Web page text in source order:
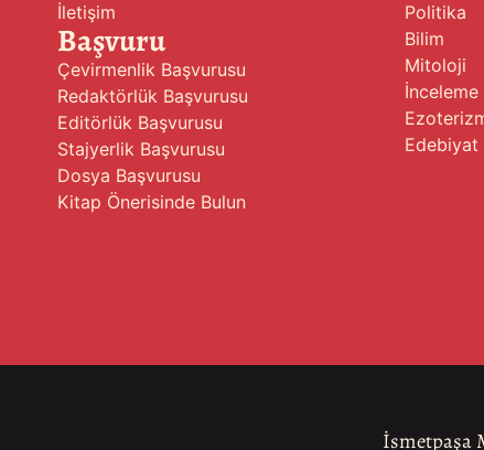
İletişim
Başvuru
Çevirmenlik Başvurusu
Redaktörlük Başvurusu
Editörlük Başvurusu
Stajyerlik Başvurusu
Dosya Başvurusu
Kitap Önerisinde Bulun
Politika
Bilim
Mitoloji
İnceleme
Edebiyat
İsmetpaşa